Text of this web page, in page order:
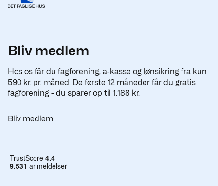
Bliv medlem
Hos os får du fagforening, a-kasse og lønsikring fra kun
590 kr. pr. måned. De første 12 måneder får du gratis
fagforening - du sparer op til 1.188 kr.
Bliv medlem